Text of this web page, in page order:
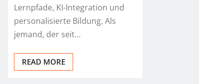
Lernpfade, KI-Integration und
personalisierte Bildung. Als
jemand, der seit…
READ MORE